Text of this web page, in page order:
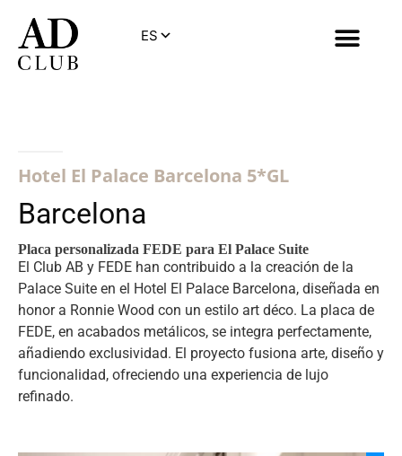
Hotel El Palace Barcelona 5*GL
Barcelona
Placa personalizada FEDE para El Palace Suite
El Club AB y FEDE han contribuido a la creación de la
Palace Suite en el Hotel El Palace Barcelona, diseñada en
honor a Ronnie Wood con un estilo art déco. La placa de
FEDE, en acabados metálicos, se integra perfectamente,
añadiendo exclusividad. El proyecto fusiona arte, diseño y
funcionalidad, ofreciendo una experiencia de lujo
refinado.